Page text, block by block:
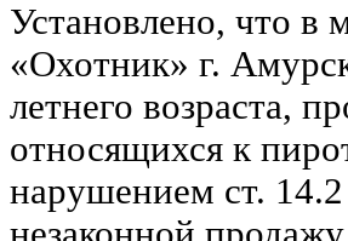
Установлено, что в
«Охотник» г.
летнего возраста,
относящихся к
нарушением ст.